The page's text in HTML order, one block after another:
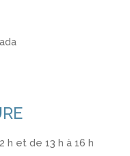
h et de 13 h à 16 h